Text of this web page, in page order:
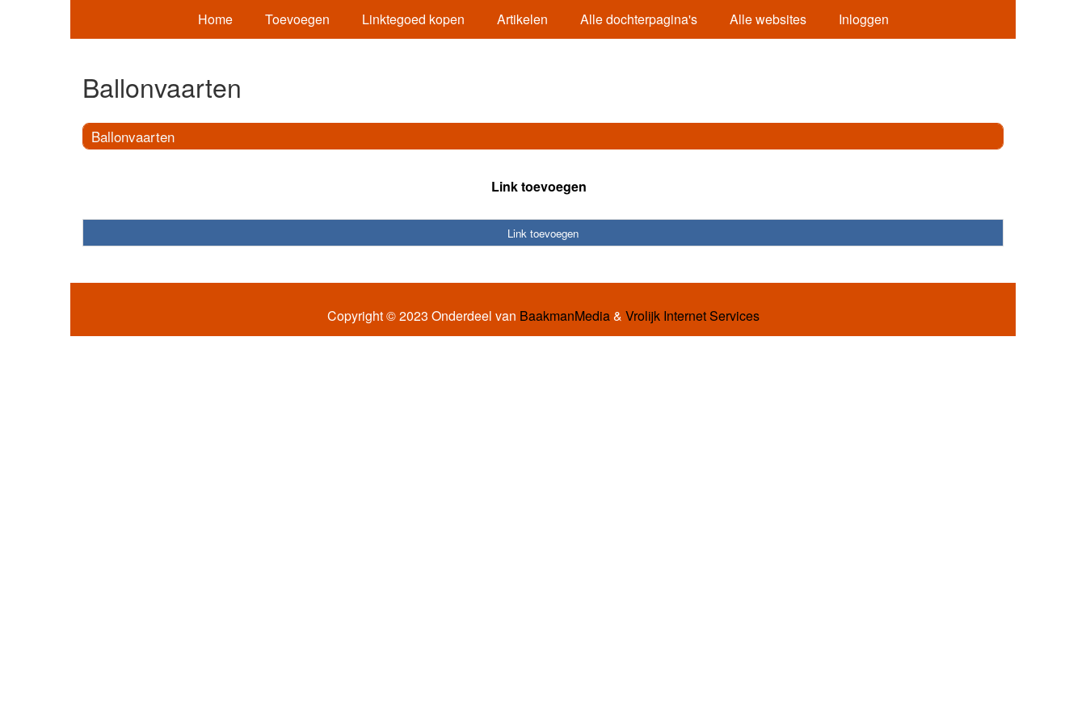
Home Toevoegen Linktegoed kopen Artikelen Alle dochterpagina's Alle websites Inloggen
Ballonvaarten
Ballonvaarten
Link toevoegen
Link toevoegen
Copyright © 2023 Onderdeel van BaakmanMedia& Vrolijk Internet Services